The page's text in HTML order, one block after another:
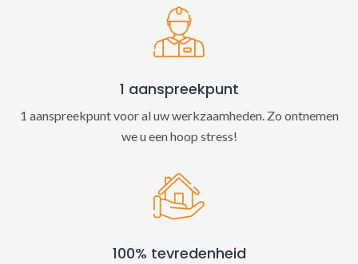
1 aanspreekpunt
1 aanspreekpunt voor al uw werkzaamheden. Zo ontnemen
we u een hoop stress!
100% tevredenheid